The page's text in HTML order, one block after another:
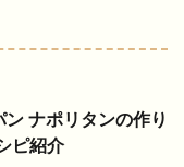
ン ナポリタンの作り
ピ紹介